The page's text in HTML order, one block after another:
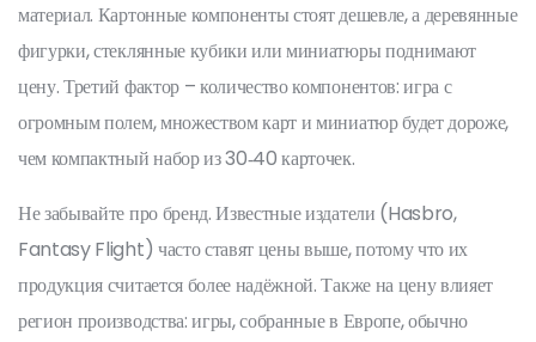
материал. Картонные компоненты стоят дешевле, а деревянные
фигурки, стеклянные кубики или миниатюры поднимают
цену. Третий фактор – количество компонентов: игра с
огромным полем, множеством карт и миниатюр будет дороже,
чем компактный набор из 30‑40 карточек.
Не забывайте про бренд. Известные издатели (Hasbro,
Fantasy Flight) часто ставят цены выше, потому что их
продукция считается более надёжной. Также на цену влияет
регион производства: игры, собранные в Европе, обычно